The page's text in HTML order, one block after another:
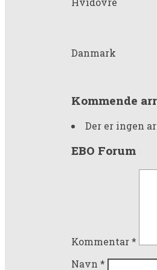
Danmark
Kommende
Der er ingen
EBO Forum
Kommentar*
Navn *